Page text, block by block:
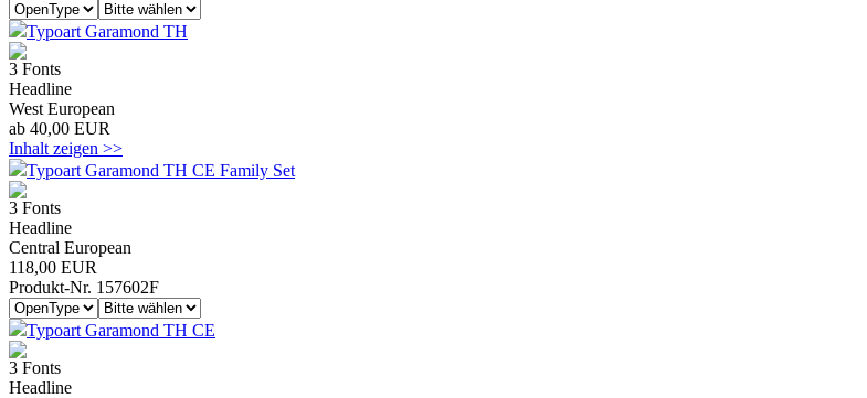
Typoart Garamond TH
3 Fonts
Headline
West European
ab 40,00 EUR
Inhalt zeigen >>
Typoart Garamond TH CE Family Set
3 Fonts
Headline
Central European
118,00 EUR
Produkt-Nr. 157602F
Typoart Garamond TH CE
3 Fonts
Headline